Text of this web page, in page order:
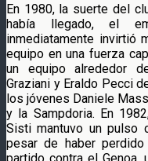
En 1980, la suerte del
había llegado, el
inmediatamente invirtió
equipo en una fuerza
un equipo alrededor
Graziani y Eraldo Pecci
los jóvenes Daniele
y la Sampdoria. En
Sisti mantuvo un pulso
pesar de haber